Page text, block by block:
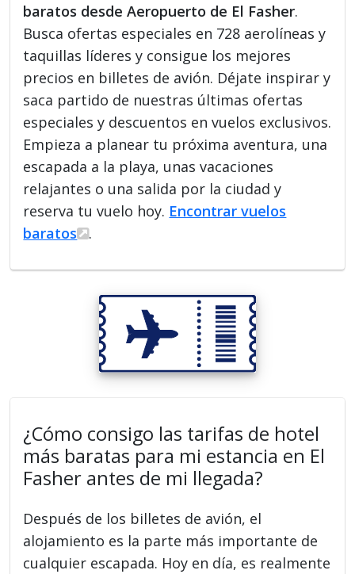
baratos desde Aeropuerto de El Fasher.
Busca ofertas especiales en 728 aerolíneas y
taquillas líderes y consigue los mejores
precios en billetes de avión. Déjate inspirar y
saca partido de nuestras últimas ofertas
especiales y descuentos en vuelos exclusivos.
Empieza a planear tu próxima aventura, una
escapada a la playa, unas vacaciones
relajantes o una salida por la ciudad y
reserva tu vuelo hoy. Encontrar vuelos
baratos
.
¿Cómo consigo las tarifas de hotel
más baratas para mi estancia en El
Fasher antes de mi llegada?
Después de los billetes de avión, el
alojamiento es la parte más importante de
cualquier escapada. Hoy en día, es realmente